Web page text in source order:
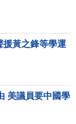
援黃之鋒等學運
美議員要中國學